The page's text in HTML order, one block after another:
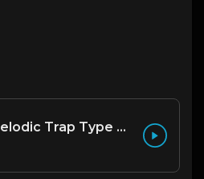
[FREE] Melodic Trap Type Beat - After Hours - bmin 95 (Prod. Cypher X Tony Wale)